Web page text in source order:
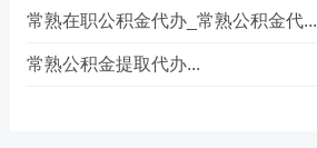
常熟在职公积金代办_常熟公积金代...
常熟公积金提取代办...